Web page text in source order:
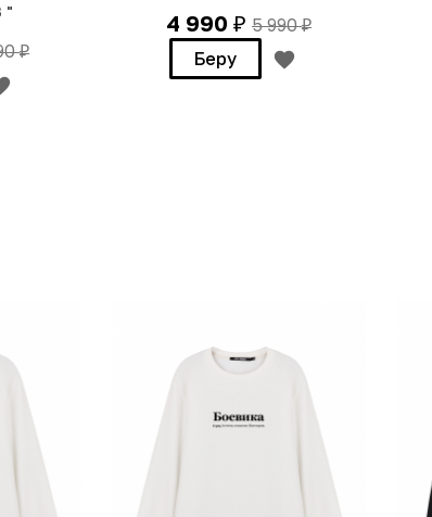
"
₽
4 990 ₽ 5 990₽
Беру